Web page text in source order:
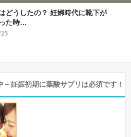
どうしたの？ 妊婦時代に靴下が
た時…
～妊娠初期に葉酸サプリは必須です！